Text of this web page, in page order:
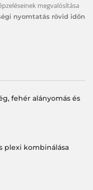
megvalósítása
nyomtatás rövid időn
fehér alányomás és
plexi kombinálása